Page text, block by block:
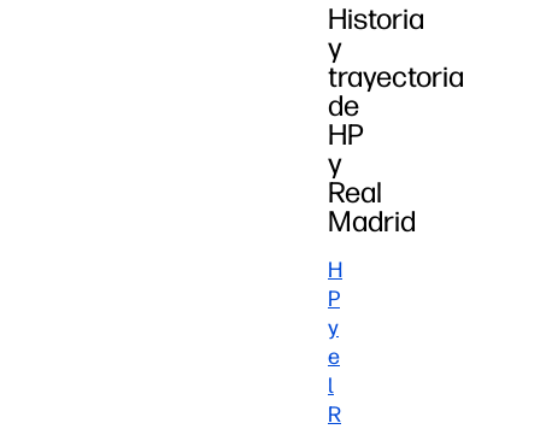
Historia
y
trayectoria
de
HP
y
Real
Madrid
H
P
y
e
l
R